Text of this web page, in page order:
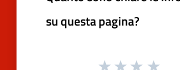
su questa pagina?